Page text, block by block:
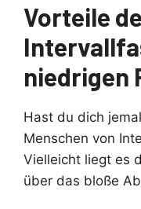
Vorteile
niedrigen
Hast du dich
Menschen von
Vielleicht liegt es
über das bloße